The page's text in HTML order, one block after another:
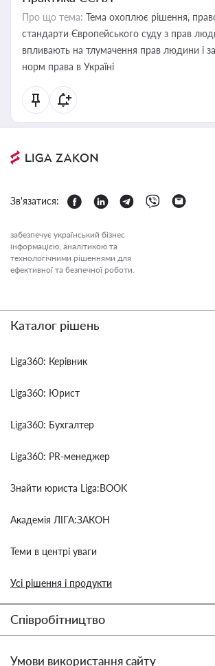
Про що тема: Тема охоплює рішення,
стандарти Європейського суду з прав
впливають на тлумачення прав людини і
норм права в Україні
Зв'язатися:
забезпечує український бізнес
інформацією, аналітикою та
технологічними рішеннями для
ефективної та безпечної роботи.
Каталог рішень
Liga360: Керівник
Liga360: Юрист
Liga360: Бухгалтер
Liga360: PR-менеджер
Знайти юриста Liga:BOOK
Академія ЛІГА:ЗАКОН
Теми в центрі уваги
Усі рішення і продукти
Співробітництво
Умови використання сайту